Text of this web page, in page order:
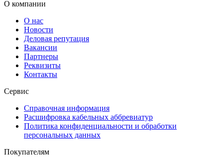
О компании
О нас
Новости
Деловая репутация
Вакансии
Партнеры
Реквизиты
Контакты
Сервис
Справочная информация
Расшифровка кабельных аббревиатур
Политика конфиденциальности и обработки
персональных данных
Покупателям